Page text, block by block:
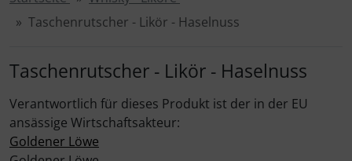
Taschenrutscher - Likör - Haselnuss
Taschenrutscher - Likör - Haselnuss
Verantwortlich für dieses Produkt ist der in der EU
ansässige Wirtschaftsakteur:
Goldener Löwe